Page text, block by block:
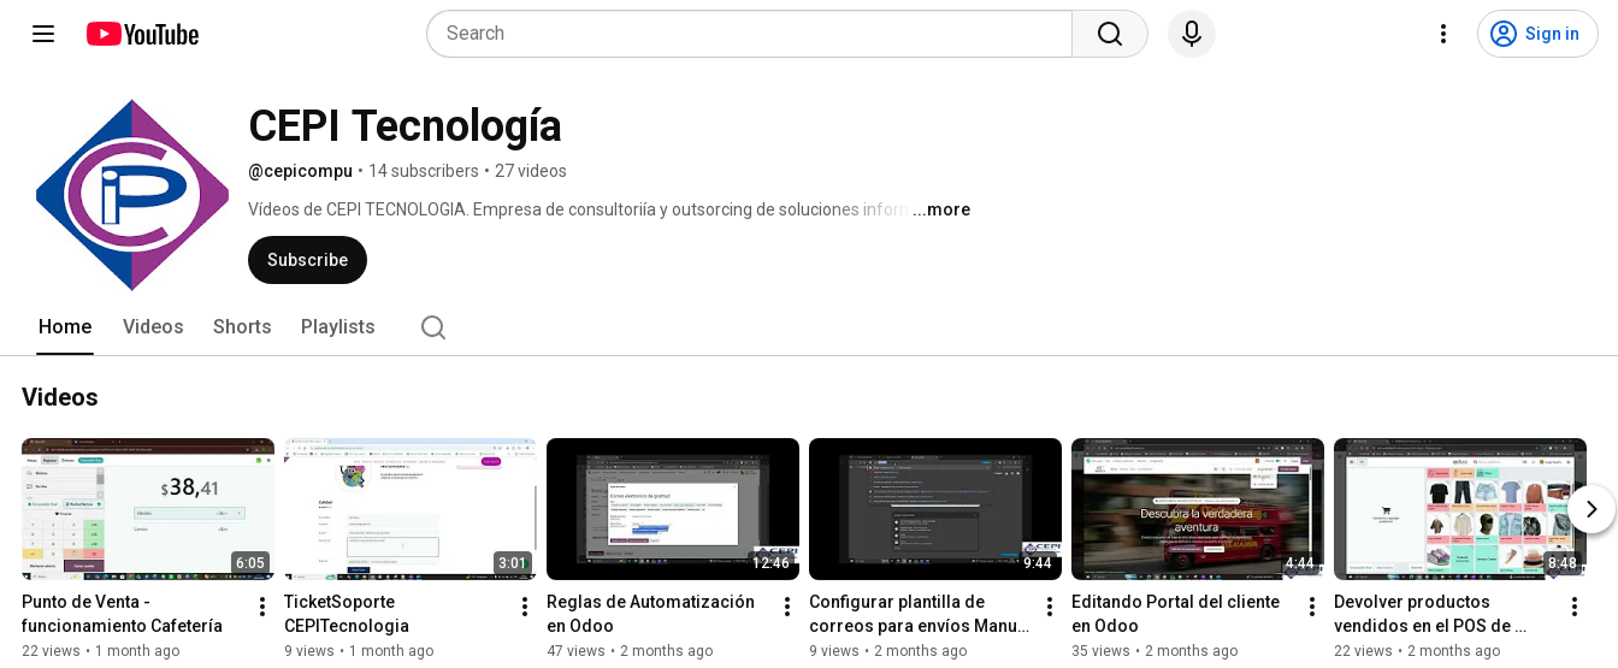
Sign in
CEPI Tecnología
@cepicompu • 14 subscribers • 27 videos
Vídeos de CEPI TECNOLOGIA. Empresa de consultoriía y outsorcing de soluciones informáticas.
ERP - CRM - Odoo
...more
Subscribe
Home Videos Shorts Playlists
Videos
6:05
Punto de Venta -
funcionamiento Cafetería
22 views • 1 month ago
3:01
TicketSoporte
CEPITecnologia
9 views • 1 month ago
12:46
Reglas de Automatización
en Odoo
47 views • 2 months ago
9:44
Configurar plantilla de
correos para envíos Manual
o Automatico
9 views • 2 months ago
4:44
Editando Portal del cliente
en Odoo
35 views • 2 months ago
8:48
Devolver productos
vendidos en el POS de
Odoo
22 views • 2 months ago